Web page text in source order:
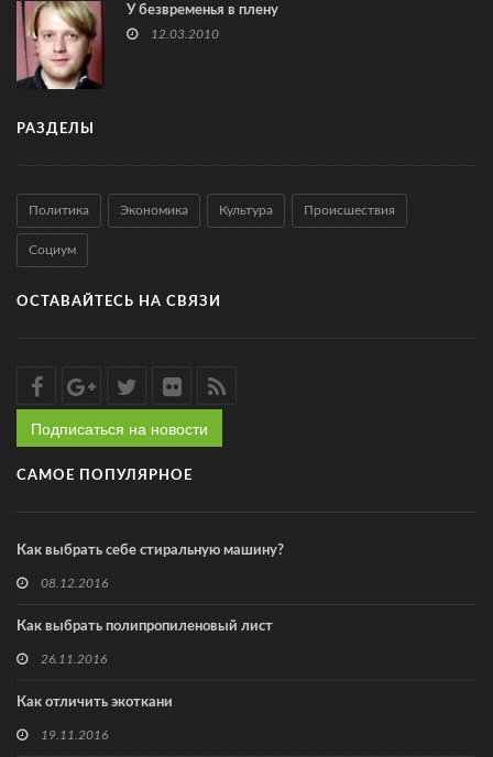
У безвременья в плену
12.03.2010
РАЗДЕЛЫ
Политика Экономика Культура Происшествия
Социум
ОСТАВАЙТЕСЬ НА СВЯЗИ
Подписаться на новости
САМОЕ ПОПУЛЯРНОЕ
Как выбрать себе стиральную машину?
08.12.2016
Как выбрать полипропиленовый лист
26.11.2016
Как отличить экоткани
19.11.2016